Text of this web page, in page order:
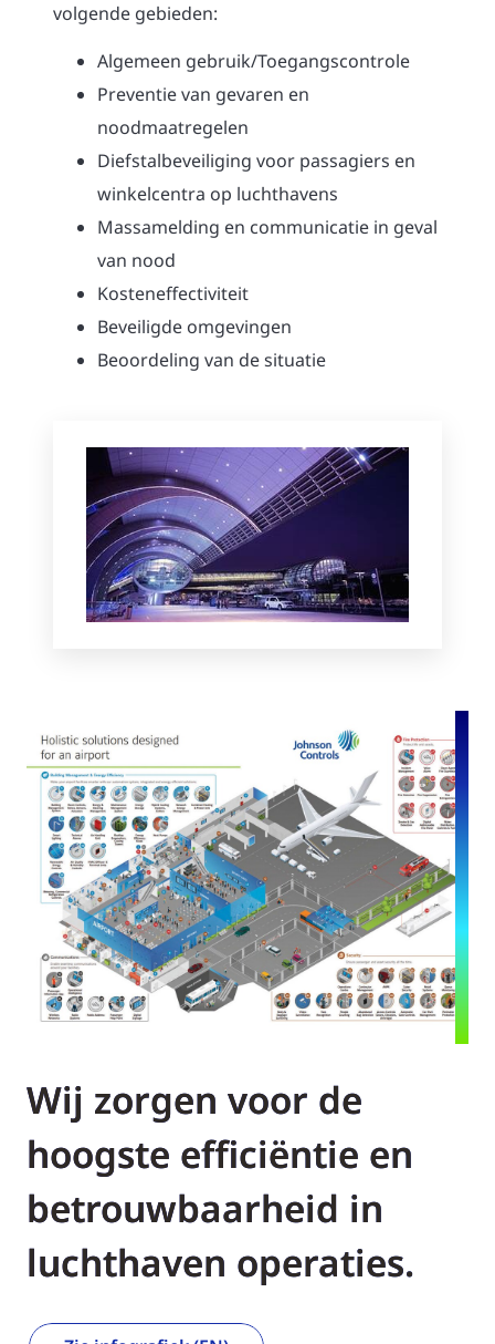
volgende gebieden:
Algemeen gebruik/Toegangscontrole
Preventie van gevaren en
noodmaatregelen
Diefstalbeveiliging voor passagiers en
winkelcentra op luchthavens
Massamelding en communicatie in geval
van nood
Kosteneffectiviteit
Beveiligde omgevingen
Beoordeling van de situatie
Wij zorgen voor de
hoogste efficiëntie en
betrouwbaarheid in
luchthaven operaties.